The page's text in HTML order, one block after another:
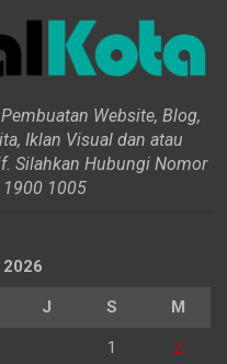
Website, Blog,
Iklan Visual dan atau
Silahkan Hubungi Nomor
1005
2026
J S M
1 2